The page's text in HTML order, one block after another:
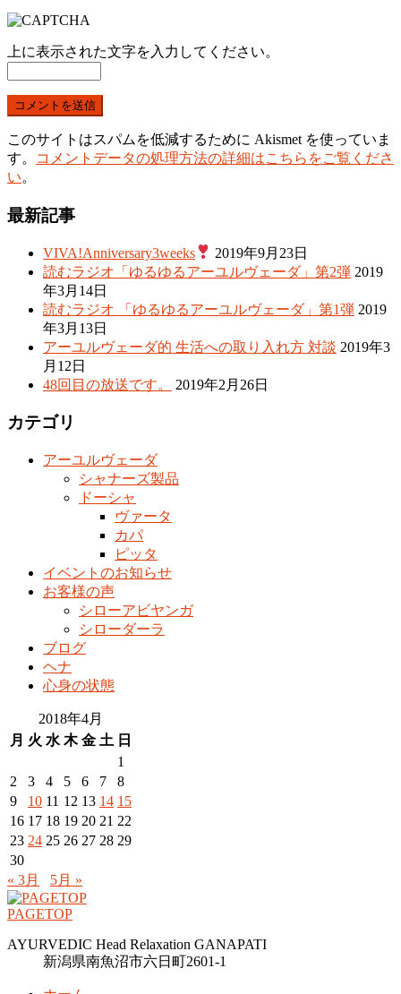
上に表示された文字を入力してください。
このサイトはスパムを低減するために Akismet を使っていま
す。
コメントデータの処理方法の詳細はこちらをご覧くださ
い。
最新記事
VIVA!Anniversary3weeks
2019年9月23日
読むラジオ「ゆるゆるアーユルヴェーダ」第2弾 2019
年3月14日
読むラジオ 「ゆるゆるアーユルヴェーダ」第1弾 2019
年3月13日
アーユルヴェーダ的 生活への取り入れ方 対談 2019年3
月12日
48回目の放送です。
2019年2月26日
カテゴリ
アーユルヴェーダ
シャナーズ製品
ドーシャ
ヴァータ
カパ
ピッタ
イベントのお知らせ
お客様の声
シローアビヤンガ
シローダーラ
ブログ
ヘナ
心身の状態
2018年4月
月 火 水 木 金 土 日
1
2
3 4 5 6 7
8
9
10 11 12 13 14 15
16 17 18 19 20 21 22
23 24 25 26 27 28 29
30
« 3月
5月 »
PAGETOP
AYURVEDIC Head Relaxation GANAPATI
新潟県南魚沼市六日町2601-1